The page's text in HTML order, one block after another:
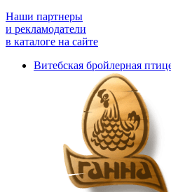
Наши партнеры
и рекламодатели
в каталоге на сайте
Витебская бройлерная